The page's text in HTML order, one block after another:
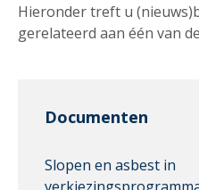
Hieronder treft u
gerelateerd aan één van
Documenten
Slopen en asbest in